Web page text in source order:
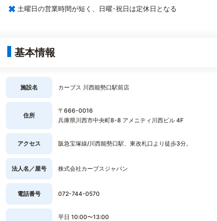
× 土曜日の営業時間が短く、日曜･祝日は定休日となる
基本情報
施設名 カーブス 川西能勢口駅前店
住所
〒666-0016
兵庫県川西市中央町8-8 アメニティ川西ビル 4F
アクセス 阪急宝塚線/川西能勢口駅、東改札口より徒歩3分。
法人名／屋号 株式会社カーブスジャパン
電話番号 072-744-0570
平日 10:00〜13:00